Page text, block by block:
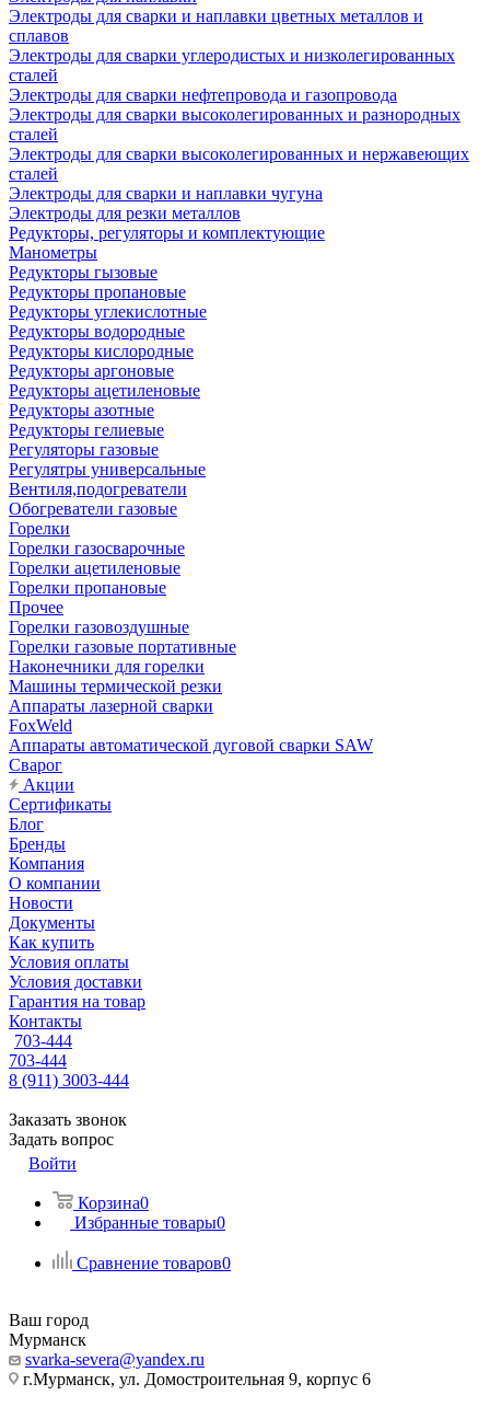
Электроды для сварки и наплавки цветных металлов и
сплавов
Электроды для сварки углеродистых и низколегированных
сталей
Электроды для сварки нефтепровода и газопровода
Электроды для сварки высоколегированных и разнородных
сталей
Электроды для сварки высоколегированных и нержавеющих
сталей
Электроды для сварки и наплавки чугуна
Электроды для резки металлов
Редукторы, регуляторы и комплектующие
Манометры
Редукторы гызовые
Редукторы пропановые
Редукторы углекислотные
Редукторы водородные
Редукторы кислородные
Редукторы аргоновые
Редукторы ацетиленовые
Редукторы азотные
Редукторы гелиевые
Регуляторы газовые
Регулятры универсальные
Вентиля,подогреватели
Обогреватели газовые
Горелки
Горелки газосварочные
Горелки ацетиленовые
Горелки пропановые
Прочее
Горелки газовоздушные
Горелки газовые портативные
Наконечники для горелки
Машины термической резки
Аппараты лазерной сварки
FoxWeld
Аппараты автоматической дуговой сварки SAW
Сварог
Акции
Сертификаты
Блог
Бренды
Компания
О компании
Новости
Документы
Как купить
Условия оплаты
Условия доставки
Гарантия на товар
Контакты
703-444
703-444
8 (911) 3003-444
Заказать звонок
Задать вопрос
Войти
Корзина0
Избранные товары0
Сравнение товаров0
Ваш город
Мурманск
svarka-severa@yandex.ru
г.Мурманск, ул. Домостроительная 9, корпус 6